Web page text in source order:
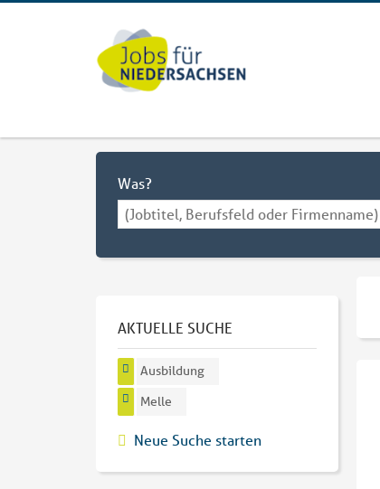
Was?
AKTUELLE SUCHE
Ausbildung
Melle
Neue Suche starten